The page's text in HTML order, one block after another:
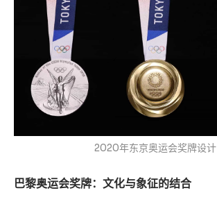
2020年东京奥运会奖牌设计
巴黎奥运会奖牌：文化与象征的结合